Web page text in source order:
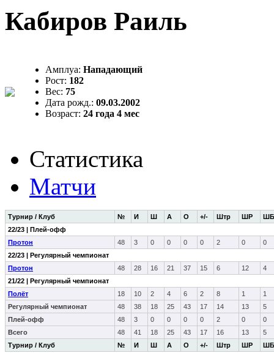
Кабиров Раиль
Амплуа: Нападающий
Рост: 182
Вес: 75
Дата рожд.: 09.03.2002
Возраст: 24 года 4 мес
Статистика
Матчи
Турнир / Клуб № И Ш А О +/- Штр ШР ШБ
Турнир / Клуб № И Ш А О +/- Штр ШР ШБ
22/23 | Плей-офф
Протон
48 3 0 0 0 0 2 0
0
22/23 | Регулярный чемпионат
Протон
48 28 16 21 37 15 6 12
4
21/22 | Регулярный чемпионат
Полёт
18 10 2 4 6 2 8 1
1
Регулярный чемпионат
48 38 18 25 43 17 14 13
5
Плей-офф
48 3 0 0 0 0 2 0
0
Всего
48 41 18 25 43 17 16 13 5